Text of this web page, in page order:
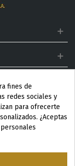
fines de
redes sociales y
para ofrecerte
¿Aceptas